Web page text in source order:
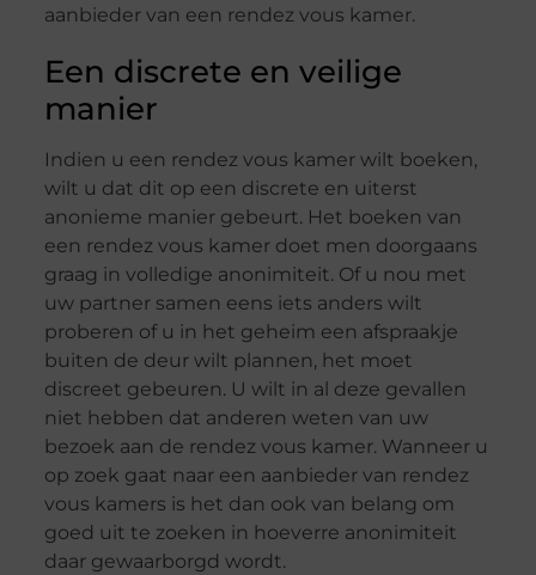
aanbieder van een rendez vous kamer.
Een discrete en veilige
manier
Indien u een rendez vous kamer wilt boeken,
wilt u dat dit op een discrete en uiterst
anonieme manier gebeurt. Het boeken van
een rendez vous kamer doet men doorgaans
graag in volledige anonimiteit. Of u nou met
uw partner samen eens iets anders wilt
proberen of u in het geheim een afspraakje
buiten de deur wilt plannen, het moet
discreet gebeuren. U wilt in al deze gevallen
niet hebben dat anderen weten van uw
bezoek aan de rendez vous kamer. Wanneer u
op zoek gaat naar een aanbieder van rendez
vous kamers is het dan ook van belang om
goed uit te zoeken in hoeverre anonimiteit
daar gewaarborgd wordt.